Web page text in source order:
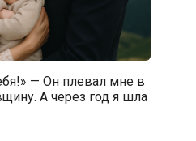
— Он плевал мне в
А через год я шла